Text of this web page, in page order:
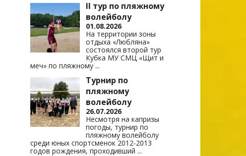
II тур по пляжному
волейболу
01.08.2026
На территории зоны
отдыха «Любляна»
состоялся второй тур
Кубка МУ СМЦ «Щит и
меч» по пляжному ...
Турнир по
пляжному
волейболу
26.07.2026
Несмотря на капризы
погоды, турнир по
пляжному волейболу
среди юных спортсменок 2012-2013
годов рождения, проходивший ...